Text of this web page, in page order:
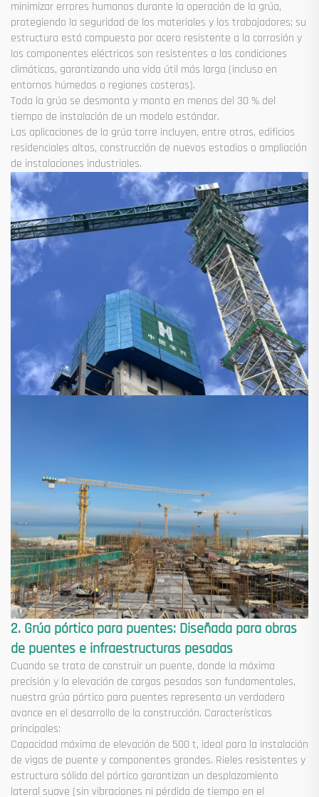
minimizar errores humanos durante la operación de la grúa,
protegiendo la seguridad de los materiales y los trabajadores; su
estructura está compuesta por acero resistente a la corrosión y
los componentes eléctricos son resistentes a las condiciones
climáticas, garantizando una vida útil más larga (incluso en
entornos húmedos o regiones costeras).
Toda la grúa se desmonta y monta en menos del 30 % del
tiempo de instalación de un modelo estándar.
Las aplicaciones de la grúa torre incluyen, entre otras, edificios
residenciales altos, construcción de nuevos estadios o ampliación
de instalaciones industriales.
2. Grúa pórtico para puentes: Diseñada para obras
de puentes e infraestructuras pesadas
Cuando se trata de construir un puente, donde la máxima
precisión y la elevación de cargas pesadas son fundamentales,
nuestra grúa pórtico para puentes representa un verdadero
avance en el desarrollo de la construcción. Características
principales:
Capacidad máxima de elevación de 500 t, ideal para la instalación
de vigas de puente y componentes grandes. Rieles resistentes y
estructura sólida del pórtico garantizan un desplazamiento
lateral suave (sin vibraciones ni pérdida de tiempo en el